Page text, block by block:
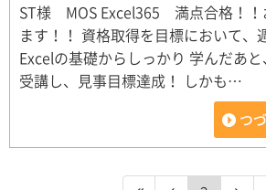
ST様 MOS Excel365 満点合格！！
ます！！ 資格取得を目標において、
Excelの基礎からしっかり 学んだあ
受講し、見事目標達成！ しかも…
つ